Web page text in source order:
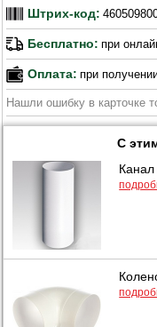
Штрих-код:
Бесплатно: при
Оплата: при
Нашли ошибку в карточке
С